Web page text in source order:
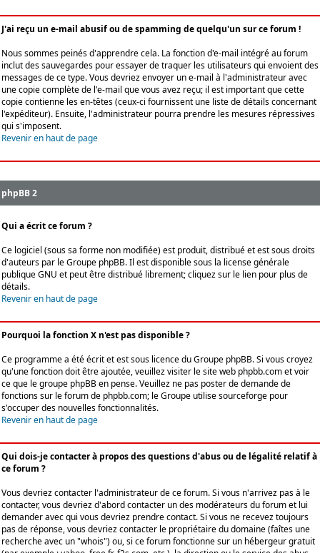
J'ai reçu un e-mail abusif ou de spamming de quelqu'un sur ce forum !
Nous sommes peinés d'apprendre cela. La fonction d'e-mail intégré au forum
inclut des sauvegardes pour essayer de traquer les utilisateurs qui envoient des
messages de ce type. Vous devriez envoyer un e-mail à l'administrateur avec
une copie complète de l'e-mail que vous avez reçu; il est important que cette
copie contienne les en-têtes (ceux-ci fournissent une liste de détails concernant
l'expéditeur). Ensuite, l'administrateur pourra prendre les mesures répressives
qui s'imposent.
Revenir en haut de page
phpBB 2
Qui a écrit ce forum ?
Ce logiciel (sous sa forme non modifiée) est produit, distribué et est sous droits
d'auteurs par leGroupe phpBB. Il est disponible sous la license générale
publique GNU et peut être distribué librement; cliquez sur le lien pour plus de
détails.
Revenir en haut de page
Pourquoi la fonction X n'est pas disponible ?
Ce programme a été écrit et est sous licence du Groupe phpBB. Si vous croyez
qu'une fonction doit être ajoutée, veuillez visiter le site web phpbb.com et voir
ce que le groupe phpBB en pense. Veuillez ne pas poster de demande de
fonctions sur le forum de phpbb.com; le Groupe utilise sourceforge pour
s'occuper des nouvelles fonctionnalités.
Revenir en haut de page
Qui dois-je contacter à propos des questions d'abus ou de légalité relatif à
ce forum ?
Vous devriez contacter l'administrateur de ce forum. Si vous n'arrivez pas à le
contacter, vous devriez d'abord contacter un des modérateurs du forum et lui
demander avec qui vous devriez prendre contact. Si vous ne recevez toujours
pas de réponse, vous devriez contacter le propriétaire du domaine (faîtes une
recherche avec un "whois") ou, si ce forum fonctionne sur un hébergeur gratuit